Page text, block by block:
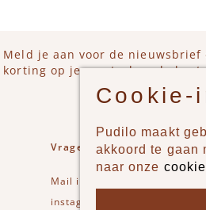
Meld je aan voor de nieuwsbrief
korting op je eerstvolgende
Vragen of opmerkingen?
Mail info@pudilo.nl
instagram
Cookie-
Pudilo maakt
akkoord te gaan
naar onze